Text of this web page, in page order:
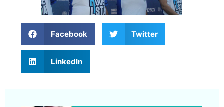
Facebook Twitter
LinkedIn